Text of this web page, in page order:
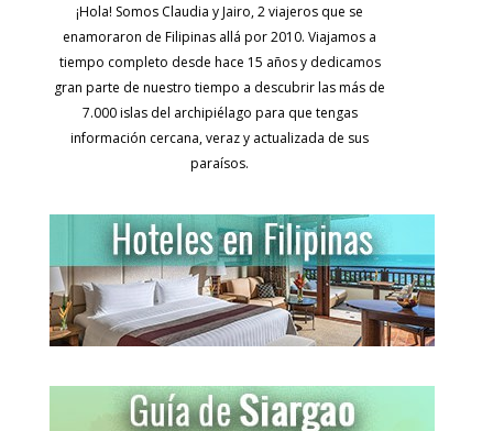
¡Hola! Somos Claudia y Jairo, 2 viajeros que se
enamoraron de Filipinas allá por 2010. Viajamos a
tiempo completo desde hace 15 años y dedicamos
gran parte de nuestro tiempo a descubrir las más de
7.000 islas del archipiélago para que tengas
información cercana, veraz y actualizada de sus
paraísos.